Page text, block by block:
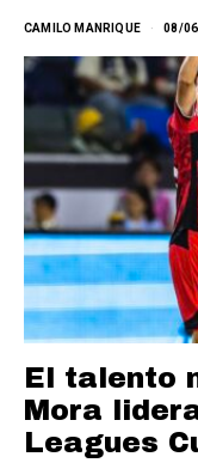
CAMILO MANRIQUE 08/
El talento
Mora
Leagues